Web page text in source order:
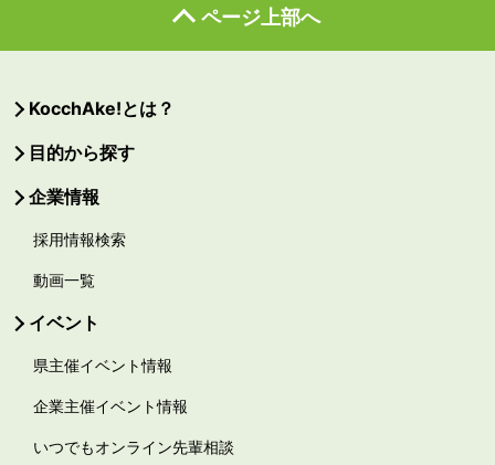
ページ上部へ
KocchAke!とは？
目的から探す
企業情報
採用情報検索
動画一覧
イベント
県主催イベント情報
企業主催イベント情報
いつでもオンライン先輩相談